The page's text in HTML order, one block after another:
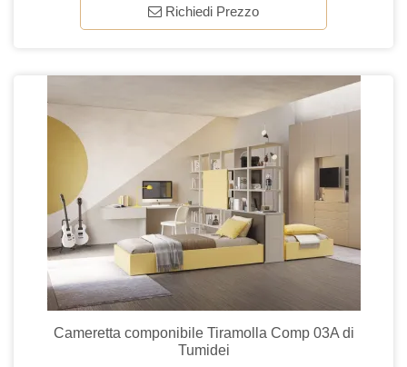
Richiedi Prezzo
Cameretta componibile Tiramolla Comp 03A di
Tumidei